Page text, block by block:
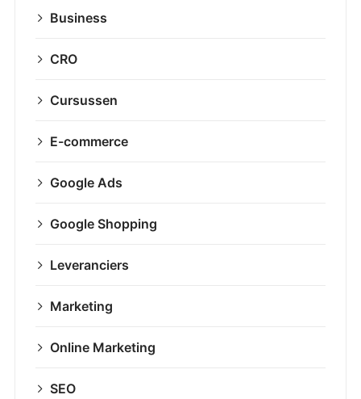
Business
CRO
Cursussen
E-commerce
Google Ads
Google Shopping
Leveranciers
Marketing
Online Marketing
SEO